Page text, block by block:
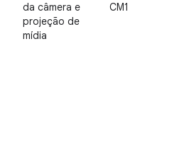
da câmera e
projeção de
mídia
CM1